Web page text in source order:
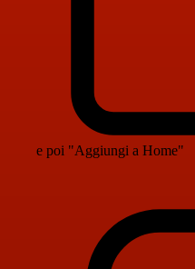
e poi "Aggiungi a Home"